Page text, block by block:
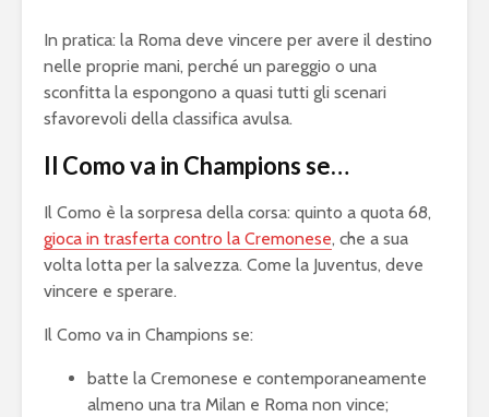
In pratica: la Roma deve vincere per avere il destino
nelle proprie mani, perché un pareggio o una
sconfitta la espongono a quasi tutti gli scenari
sfavorevoli della classifica avulsa.
Il Como va in Champions se…
Il Como è la sorpresa della corsa: quinto a quota 68,
gioca in trasferta contro la Cremonese, che a sua
volta lotta per la salvezza. Come la Juventus, deve
vincere e sperare.
Il Como va in Champions se:
batte la Cremonese e contemporaneamente
almeno una tra Milan e Roma non vince;